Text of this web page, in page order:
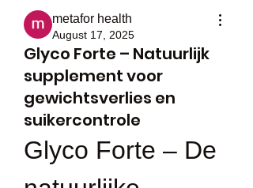
metafor health
August 17, 2025
Glyco Forte – Natuurlijk
supplement voor
gewichtsverlies en
suikercontrole
Glyco Forte – De